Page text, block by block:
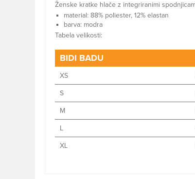
Ženske kratke hlače z integriranimi
material: 88% poliester, 12% elastan
barva: modra
Tabela velikosti:
BIDI BADU
XS
S
M
L
XL